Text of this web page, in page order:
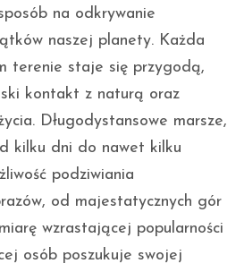
na odkrywanie
naszej planety. Każda
terenie staje się przygodą,
kontakt z naturą oraz
Długodystansowe marsze,
kilku dni do nawet kilku
podziwiania
od majestatycznych gór
wzrastającej popularności
osób poszukuje swojej